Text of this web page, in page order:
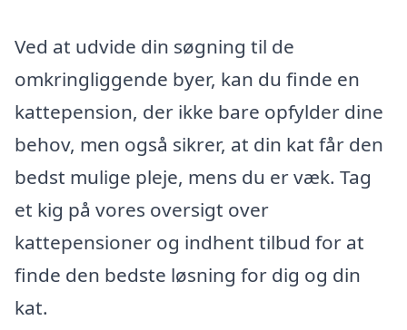
Ved at udvide din søgning til de
omkringliggende byer, kan du finde en
kattepension, der ikke bare opfylder dine
behov, men også sikrer, at din kat får den
bedst mulige pleje, mens du er væk. Tag
et kig på vores oversigt over
kattepensioner og indhent tilbud for at
finde den bedste løsning for dig og din
kat.